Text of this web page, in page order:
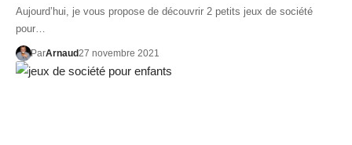
Aujourd’hui, je vous propose de découvrir 2 petits jeux de société
pour…
ParArnaud27 novembre 2021